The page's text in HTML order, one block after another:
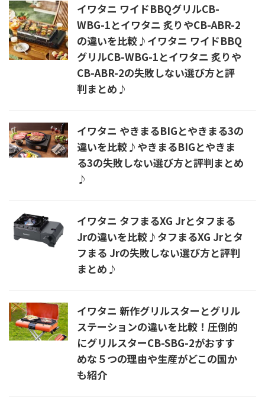
イワタニ ワイドBBQグリルCB-
WBG-1とイワタニ 炙りやCB-ABR-2
の違いを比較♪イワタニ ワイドBBQ
グリルCB-WBG-1とイワタニ 炙りや
CB-ABR-2の失敗しない選び方と評
判まとめ♪
イワタニ やきまるBIGとやきまる3の
違いを比較♪やきまるBIGとやきま
る3の失敗しない選び方と評判まとめ
♪
イワタニ タフまるXG Jrとタフまる
Jrの違いを比較♪タフまるXG Jrとタ
フまる Jrの失敗しない選び方と評判
まとめ♪
イワタニ 新作グリルスターとグリル
ステーションの違いを比較！圧倒的
にグリルスターCB-SBG-2がおすす
めな５つの理由や生産がどこの国か
も紹介